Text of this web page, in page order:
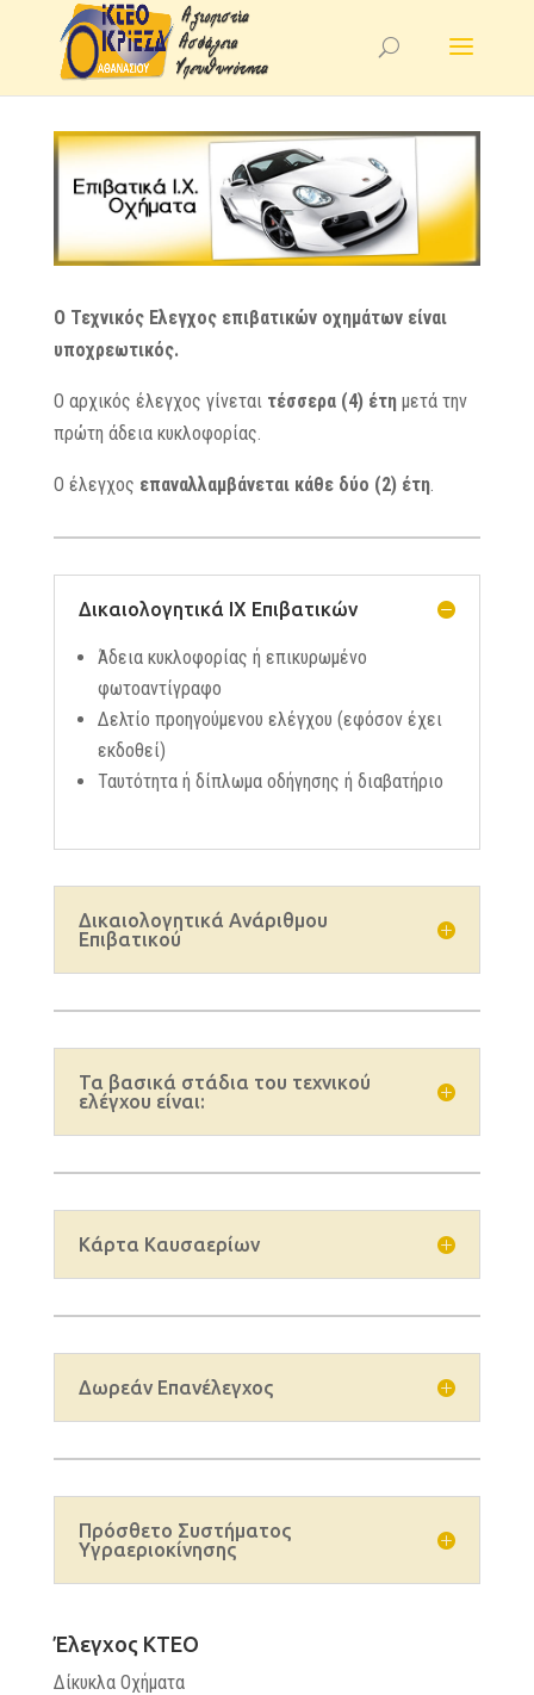
Ο Τεχνικός Ελεγχος επιβατικών οχημάτων είναι
υποχρεωτικός.
Ο αρχικός έλεγχος γίνεται τέσσερα (4) έτημετά την
πρώτη άδεια κυκλοφορίας.
Ο έλεγχος επαναλλαμβάνεται κάθε δύο (2) έτη.
Δικαιολογητικά ΙΧ Επιβατικών
Άδεια κυκλοφορίας ή επικυρωμένο
φωτοαντίγραφο
Δελτίο προηγούμενου ελέγχου (εφόσον έχει
εκδοθεί)
Ταυτότητα ή δίπλωμα οδήγησης ή διαβατήριο
Δικαιολογητικά Ανάριθμου
Επιβατικού
Τα βασικά στάδια του τεχνικού
ελέγχου είναι:
Κάρτα Καυσαερίων
Δωρεάν Επανέλεγχος
Πρόσθετο Συστήματος
Υγραεριοκίνησης
Έλεγχος ΚΤΕΟ
Δίκυκλα Οχήματα